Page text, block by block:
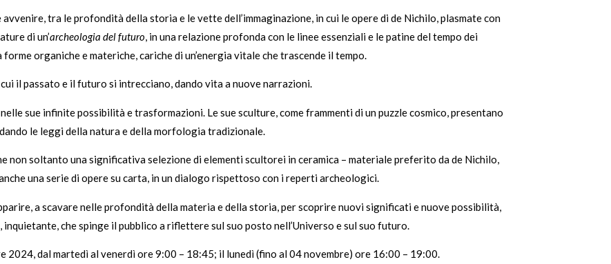
tra le profondità della storia e le vette dell’immaginazione, in cui le opere di de Nichilo, plasmate con
di un’archeologia del futuro, in una relazione profonda con le linee essenziali e le patine del tempo dei
organiche e materiche, cariche di un’energia vitale che trascende il tempo.
il passato e il futuro si intrecciano, dando vita a nuove narrazioni.
sue infinite possibilità e trasformazioni. Le sue sculture, come frammenti di un puzzle cosmico, presentano
le leggi della natura e della morfologia tradizionale.
non soltanto una significativa selezione di elementi scultorei in ceramica – materiale preferito da de Nichilo,
una serie di opere su carta, in un dialogo rispettoso con i reperti archeologici.
a scavare nelle profondità della materia e della storia, per scoprire nuovi significati e nuove possibilità,
che spinge il pubblico a riflettere sul suo posto nell’Universo e sul suo futuro.
dal martedì al venerdì ore 9:00 – 18:45; il lunedì (fino al 04 novembre) ore 16:00 – 19:00.